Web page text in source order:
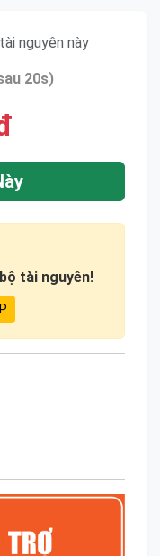
nguyên này
20s)
tài nguyên!